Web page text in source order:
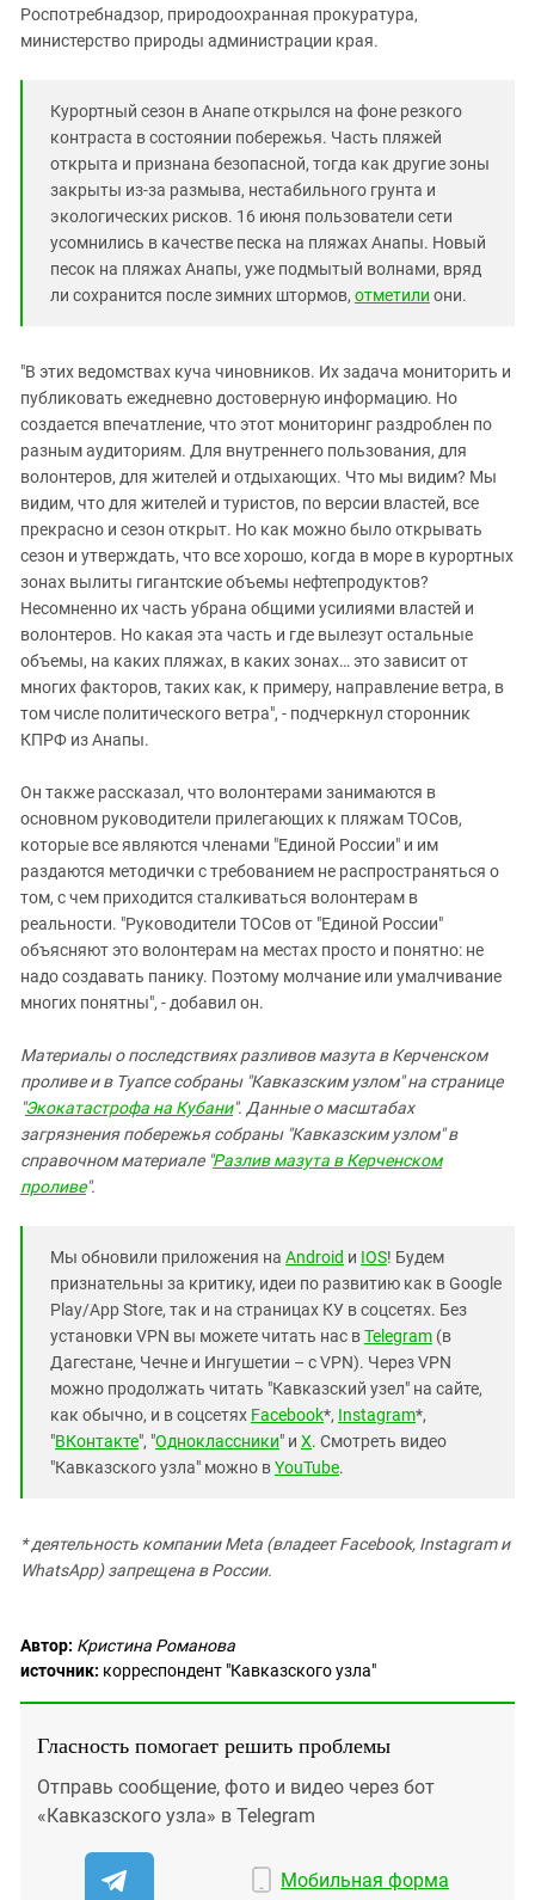
Роспотребнадзор, природоохранная прокуратура,
министерство природы администрации края.
Курортный сезон в Анапе открылся на фоне резкого
контраста в состоянии побережья. Часть пляжей
открыта и признана безопасной, тогда как другие зоны
закрыты из-за размыва, нестабильного грунта и
экологических рисков. 16 июня пользователи сети
усомнились в качестве песка на пляжах Анапы. Новый
песок на пляжах Анапы, уже подмытый волнами, вряд
ли сохранится после зимних штормов, отметили они.
"В этих ведомствах куча чиновников. Их задача мониторить и
публиковать ежедневно достоверную информацию. Но
создается впечатление, что этот мониторинг раздроблен по
разным аудиториям. Для внутреннего пользования, для
волонтеров, для жителей и отдыхающих. Что мы видим? Мы
видим, что для жителей и туристов, по версии властей, все
прекрасно и сезон открыт. Но как можно было открывать
сезон и утверждать, что все хорошо, когда в море в курортных
зонах вылиты гигантские объемы нефтепродуктов?
Несомненно их часть убрана общими усилиями властей и
волонтеров. Но какая эта часть и где вылезут остальные
объемы, на каких пляжах, в каких зонах… это зависит от
многих факторов, таких как, к примеру, направление ветра, в
том числе политического ветра", - подчеркнул сторонник
КПРФ из Анапы.
Он также рассказал, что волонтерами занимаются в
основном руководители прилегающих к пляжам ТОСов,
которые все являются членами "Единой России" и им
раздаются методички с требованием не распространяться о
том, с чем приходится сталкиваться волонтерам в
реальности. "Руководители ТОСов от "Единой России"
объясняют это волонтерам на местах просто и понятно: не
надо создавать панику. Поэтому молчание или умалчивание
многих понятны", - добавил он.
Материалы о последствиях разливов мазута в Керченском
проливе и в Туапсе собраны "Кавказским узлом" на странице
"Экокатастрофа на Кубани". Данные о масштабах
загрязнения побережья собраны "Кавказским узлом" в
справочном материале "Разлив мазута в Керченском
проливе".
Мы обновили приложения на Android и IOS! Будем
признательны за критику, идеи по развитию как в Google
Play/App Store, так и на страницах КУ в соцсетях. Без
установки VPN вы можете читать нас вTelegram (в
Дагестане, Чечне и Ингушетии – с VPN). Через VPN
можно продолжать читать "Кавказский узел" на сайте,
как обычно, и в соцсетях Facebook*, Instagram*,
"ВКонтакте", "Одноклассники" и X. Смотреть видео
"Кавказского узла" можно вYouTube.
* деятельность компании Meta (владеет Facebook, Instagram и
WhatsApp) запрещена в России.
Автор: Кристина Романова
источник: корреспондент "Кавказского узла"
Гласность помогает решить проблемы
Отправь сообщение, фото и видео через бот
«Кавказского узла» в Telegram
Мобильная форма